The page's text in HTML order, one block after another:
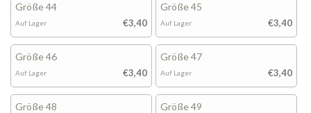
Größe 44
€3,40
Auf Lager
Größe 45
€3,40
Auf Lager
Größe 46
€3,40
Auf Lager
Größe 47
€3,40
Auf Lager
Größe 48 Größe 49